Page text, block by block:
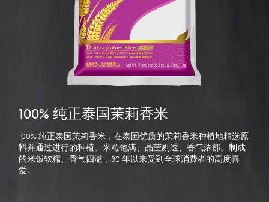
100% 纯正泰国茉莉香米
100% 纯正泰国茉莉香米，在泰国优质的茉莉香米种植地精选原
料并通过进行的种植。米粒饱满、晶莹剔透、香气浓郁。制成
的米饭软糯、香气四溢，80 年以来受到全球消费者的高度喜
爱。